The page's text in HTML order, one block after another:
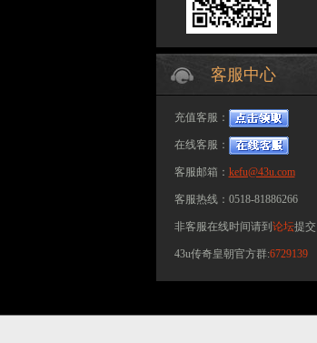
客服中心
充值客服：
在线客服：
客服邮箱： kefu@43u.com
客服热线：0518-81886266
非客服在线时间请到 论坛提交
43u传奇皇朝官方群:6729139